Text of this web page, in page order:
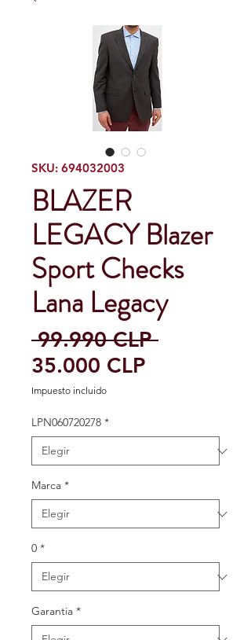
SKU: 694032003
BLAZER
LEGACY Blazer
Sport Checks
Lana Legacy
99.990 CLP Precio
35.000 CLP
Impuesto incluido
LPN060720278 *
Marca *
0 *
Garantia *